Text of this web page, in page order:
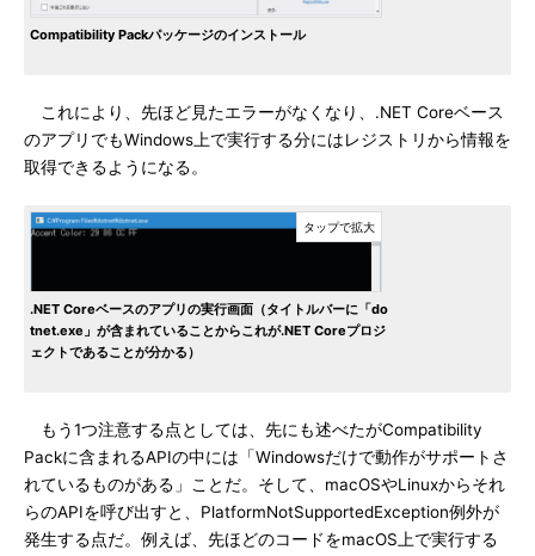
Compatibility Packパッケージのインストール
これにより、先ほど見たエラーがなくなり、.NET Coreベース
のアプリでもWindows上で実行する分にはレジストリから情報を
取得できるようになる。
.NET Coreベースのアプリの実行画面（タイトルバーに「do
tnet.exe」が含まれていることからこれが.NET Coreプロジ
ェクトであることが分かる）
もう1つ注意する点としては、先にも述べたがCompatibility
Packに含まれるAPIの中には「Windowsだけで動作がサポートさ
れているものがある」ことだ。そして、macOSやLinuxからそれ
らのAPIを呼び出すと、PlatformNotSupportedException例外が
発生する点だ。例えば、先ほどのコードをmacOS上で実行する